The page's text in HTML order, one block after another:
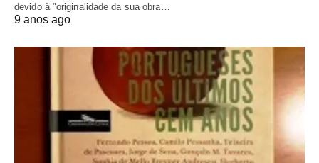
devido à "originalidade da sua obra…
9 anos ago